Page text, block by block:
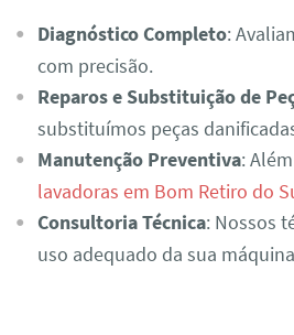
Diagnóstico Completo:
com precisão.
Reparos e Substituição de
substituímos peças
Manutenção Preventiva:
lavadoras em Bom Retiro do
Consultoria Técnica: Nossos
uso adequado da sua